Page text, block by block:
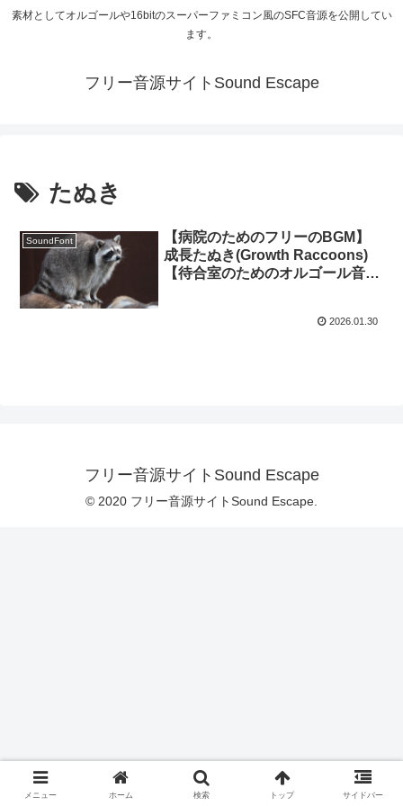
素材としてオルゴールや16bitのスーパーファミコン風のSFC音源を公開してい
ます。
フリー音源サイトSound Escape
たぬき
SoundFont
【病院のためのフリーのBGM】
成長たぬき(Growth Raccoons)
【待合室のためのオルゴール音
2026.01.30
フリー音源サイトSound Escape
© 2020 フリー音源サイトSound Escape.
メニュー ホーム 検索 トップ サイドバー